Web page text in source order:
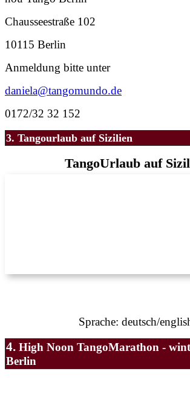
Chausseestraße 102
10115 Berlin
Anmeldung bitte unter
daniela@tangomundo.de
0172/32 32 152
3. Tangourlaub auf Sizilien
TangoUrlaub auf
Sprache: deutsch/
4. High Noon TangoMarathon -
Berlin